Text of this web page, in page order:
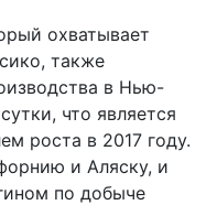
охватывает
также
в Нью-
что является
роста в 2017 году.
и Аляску, и
по добыче